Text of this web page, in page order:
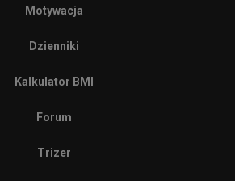
Motywacja
Dzienniki
Kalkulator BMI
Forum
Trizer